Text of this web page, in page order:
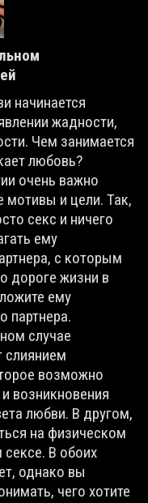
начинается
жадности,
Чем занимается
любовь?
очень важно
мотивы и цели. Так,
секс и ничего
ему
с которым
дороге жизни в
ему
партнера.
случае
слиянием
возможно
возникновения
любви. В другом,
на физическом
В обоих
однако вы
чего хотите